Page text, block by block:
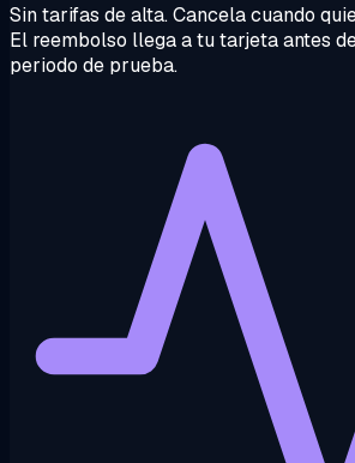
Sin tarifas de alta. Cancela cuando
El reembolso llega a tu tarjeta antes
periodo de prueba.